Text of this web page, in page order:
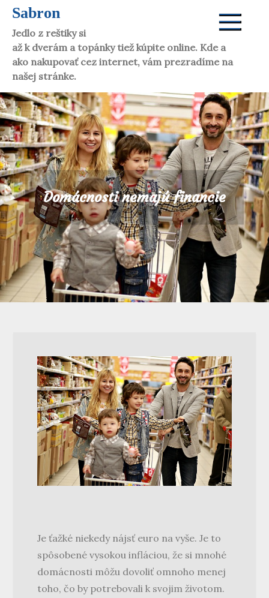
Skip
content
Sabron
Jedlo z reštiky si dáte aj doma. Víno vám donesú
až k dverám a topánky tiež kúpite online. Kde a
ako nakupovať cez internet, vám prezradíme na
našej stránke.
Domácnosti nemajú financie
Je ťažké niekedy nájsť euro na vyše. Je to
spôsobené vysokou infláciou, že si mnohé
domácnosti môžu dovoliť omnoho menej
toho, čo by potrebovali k svojim životom.